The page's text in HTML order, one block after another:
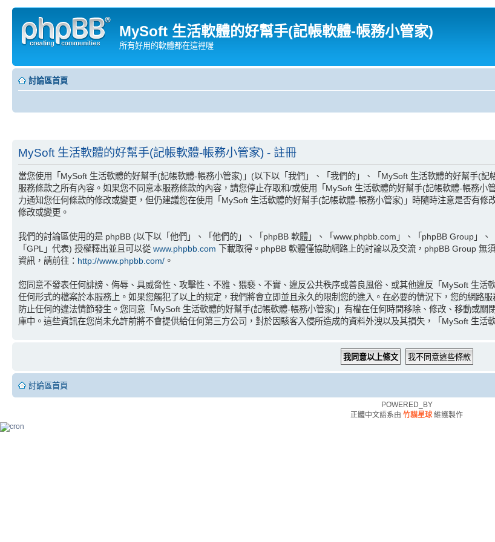
MySoft 生活軟體的好幫手(記帳軟體-帳務小管家)
所有好用的軟體都在這裡喔
討論區首頁
MySoft 生活軟體的好幫手(記帳軟體-帳務小管家) - 註冊
當您使用「MySoft 生活軟體的好幫手(記帳軟體-帳務小管家)」(以下以「我們」、「我們的」、「MySoft 生活軟體的好幫手(
服務條款之所有內容。如果您不同意本服務條款的內容，請您停止存取和/或使用「MySoft 生活軟體的好幫手(記帳軟體-帳務
力通知您任何條款的修改或變更，但仍建議您在使用「MySoft 生活軟體的好幫手(記帳軟體-帳務小管家)」時隨時注意是否有
修改或變更。
我們的討論區使用的是 phpBB (以下以「他們」、「他們的」、「phpBB 軟體」、「www.phpbb.com」、「phpBB Group」、
「GPL」代表) 授權釋出並且可以從 www.phpbb.com 下載取得。phpBB 軟體僅協助網路上的討論以及交流，phpBB Group
資訊，請前往： http://www.phpbb.com/ 。
您同意不發表任何誹謗、侮辱、具威脅性、攻擊性、不雅、猥褻、不實、違反公共秩序或善良風俗、或其他違反「MySoft 生
任何形式的檔案於本服務上。如果您觸犯了以上的規定，我們將會立即並且永久的限制您的進入。在必要的情況下，您的網路
防止任何的違法情節發生。您同意「MySoft 生活軟體的好幫手(記帳軟體-帳務小管家)」有權在任何時間移除、修改、移動或
庫中。這些資訊在您尚未允許前將不會提供給任何第三方公司，對於因駭客入侵所造成的資料外洩以及其損失，「MySoft 生活
討論區首頁
POWERED_BY
正體中文語系由 竹貓星球 維護製作